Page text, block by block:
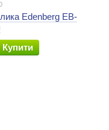
Edenberg EB-
Купити